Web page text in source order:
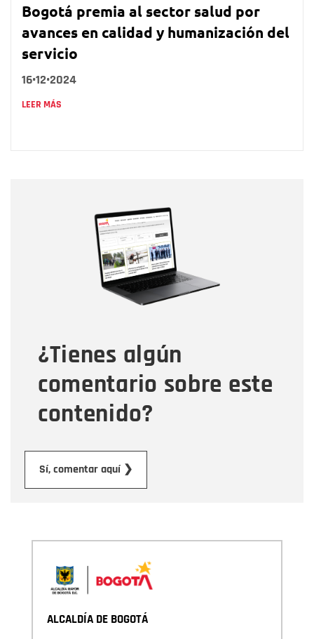
Bogotá premia al sector salud por
avances en calidad y humanización del
servicio
16•12•2024
LEER MÁS
¿Tienes algún
comentario sobre este
contenido?
Sí, comentar aquí ❯
Correo electrónico
Tipo de comentario
Mensaje
ALCALDÍA DE BOGOTÁ